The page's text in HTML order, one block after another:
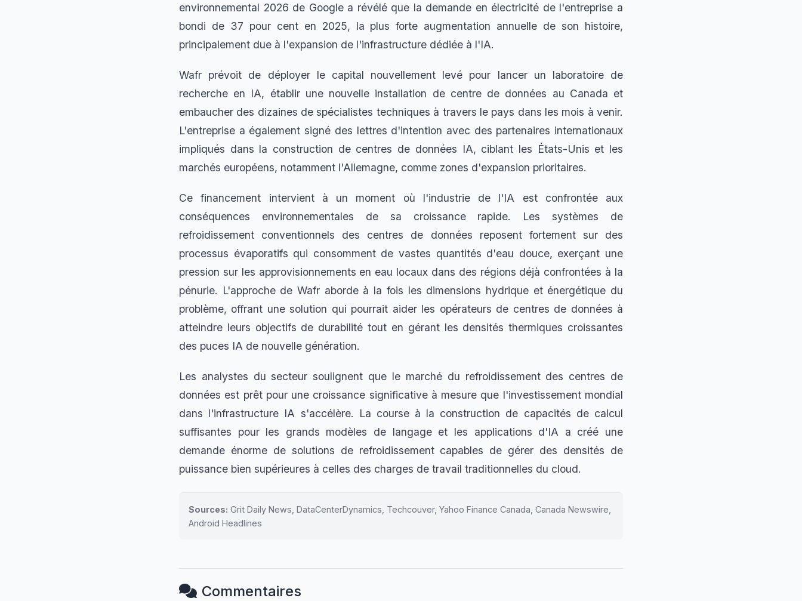
environnemental 2026 de Google a révélé que la demande en électricité de l'entreprise a
bondi de 37 pour cent en 2025, la plus forte augmentation annuelle de son histoire,
principalement due à l'expansion de l'infrastructure dédiée à l'IA.
Wafr prévoit de déployer le capital nouvellement levé pour lancer un laboratoire de
recherche en IA, établir une nouvelle installation de centre de données au Canada et
embaucher des dizaines de spécialistes techniques à travers le pays dans les mois à venir.
L'entreprise a également signé des lettres d'intention avec des partenaires internationaux
impliqués dans la construction de centres de données IA, ciblant les États-Unis et les
marchés européens, notamment l'Allemagne, comme zones d'expansion prioritaires.
Ce financement intervient à un moment où l'industrie de l'IA est confrontée aux
conséquences environnementales de sa croissance rapide. Les systèmes de
refroidissement conventionnels des centres de données reposent fortement sur des
processus évaporatifs qui consomment de vastes quantités d'eau douce, exerçant une
pression sur les approvisionnements en eau locaux dans des régions déjà confrontées à la
pénurie. L'approche de Wafr aborde à la fois les dimensions hydrique et énergétique du
problème, offrant une solution qui pourrait aider les opérateurs de centres de données à
atteindre leurs objectifs de durabilité tout en gérant les densités thermiques croissantes
des puces IA de nouvelle génération.
Les analystes du secteur soulignent que le marché du refroidissement des centres de
données est prêt pour une croissance significative à mesure que l'investissement mondial
dans l'infrastructure IA s'accélère. La course à la construction de capacités de calcul
suffisantes pour les grands modèles de langage et les applications d'IA a créé une
demande énorme de solutions de refroidissement capables de gérer des densités de
puissance bien supérieures à celles des charges de travail traditionnelles du cloud.
Sources: Grit Daily News, DataCenterDynamics, Techcouver, Yahoo Finance Canada, Canada Newswire,
Android Headlines
Commentaires